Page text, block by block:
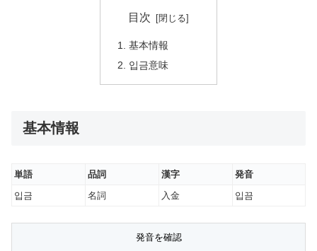
目次
基本情報
입금意味
基本情報
単語 品詞 漢字
発音
입금
名詞 入金 입끔